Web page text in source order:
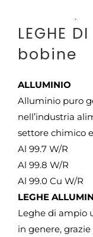
LEGHE
bobine
ALLUMINIO
Alluminio puro
nell’industria
settore chimico
Al 99.7 W/R
Al 99.8 W/R
Al 99.0 Cu W/R
LEGHE
Leghe di ampio
in genere,